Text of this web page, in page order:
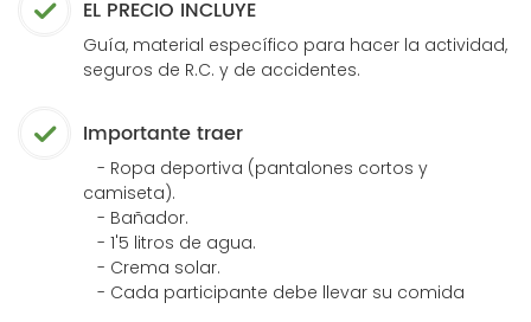
EL PRECIO INCLUYE
Guía, material específico para hacer la actividad,
seguros de R.C. y de accidentes.
Importante traer
- Ropa deportiva (pantalones cortos y
camiseta).
- Bañador.
- 1'5 litros de agua.
- Crema solar.
- Cada participante debe llevar su comida